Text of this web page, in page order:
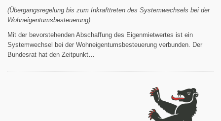
(Übergangsregelung bis zum Inkrafttreten des Systemwechsels bei der
Wohneigentumsbesteuerung)
Mit der bevorstehenden Abschaffung des Eigenmietwertes ist ein
Systemwechsel bei der Wohneigentumsbesteuerung verbunden. Der
Bundesrat hat den Zeitpunkt…